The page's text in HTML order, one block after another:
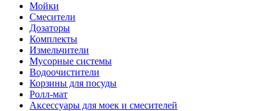
Мойки
Смесители
Дозаторы
Комплекты
Измельчители
Мусорные системы
Водоочистители
Корзины для посуды
Ролл-мат
Аксессуары для моек и смесителей